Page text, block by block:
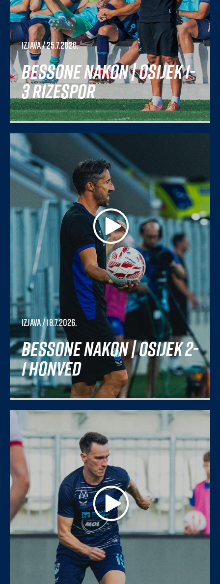
Izjava/ 25.7.2026.
Bessone nakon | Osijek 1-
3 Rizespor
Izjava/ 18.7.2026.
Bessone nakon | Osijek 2-
1 Honved